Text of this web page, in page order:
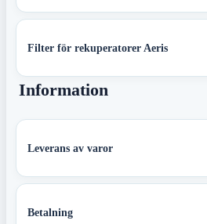
Filter för rekuperatorer Aeris
Information
Leverans av varor
Betalning